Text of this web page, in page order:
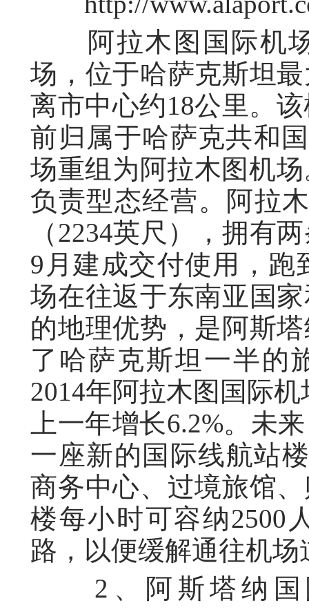
阿拉木图国际机场
场，位于哈萨克斯坦
离市中心约18公里。
前归属于哈萨克共和
场重组为阿拉木图机
负责型态经营。阿拉
（2234英尺），拥有
9月建成交付使用，跑
场在往返于东南亚国
的地理优势，是阿斯
了哈萨克斯坦一半的
2014年阿拉木图国际
上一年增长6.2%。未
一座新的国际线航站
商务中心、过境旅馆
楼每小时可容纳2500
路，以便缓解通往机
2、阿斯塔纳国际